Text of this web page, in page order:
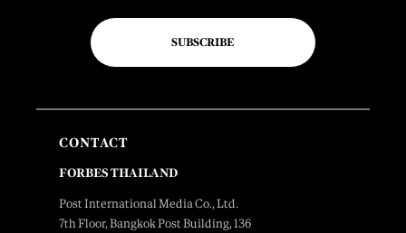
SUBSCRIBE
CONTACT
FORBES THAILAND
Post International Media Co., Ltd.
7th Floor, Bangkok Post Building, 136